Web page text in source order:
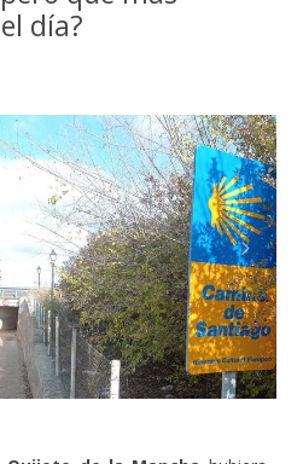
día?
Next
de España 'desfaciendo